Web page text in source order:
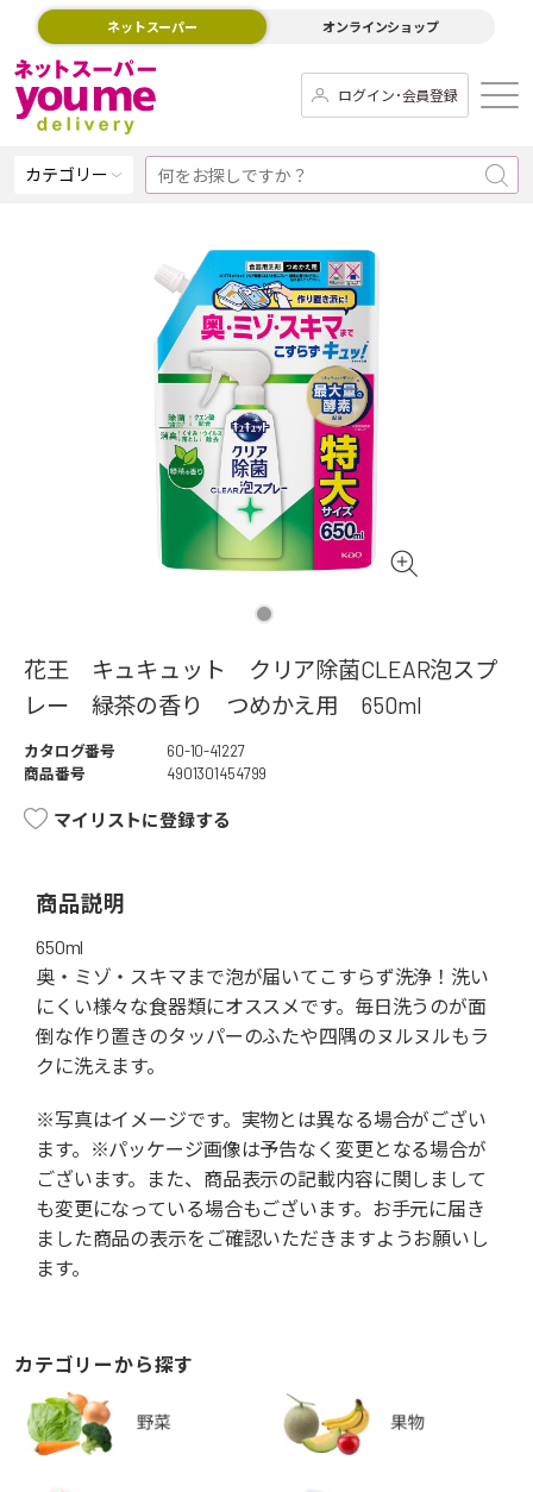
ネットスーパー オンラインショップ
ログイン･会員登録
カテゴリー
花王 キュキュット クリア除菌CLEAR泡スプ
レー 緑茶の香り つめかえ用 650ml
カタログ番号
60-10-41227
商品番号
4901301454799
マイリストに登録する
商品説明
650ml
奥・ミゾ・スキマまで泡が届いてこすらず洗浄！洗い
にくい様々な食器類にオススメです。毎日洗うのが面
倒な作り置きのタッパーのふたや四隅のヌルヌルもラ
クに洗えます。
※写真はイメージです。実物とは異なる場合がござい
ます。※パッケージ画像は予告なく変更となる場合が
ございます。また、商品表示の記載内容に関しまして
も変更になっている場合もございます。お手元に届き
ました商品の表示をご確認いただきますようお願いし
ます。
カテゴリーから探す